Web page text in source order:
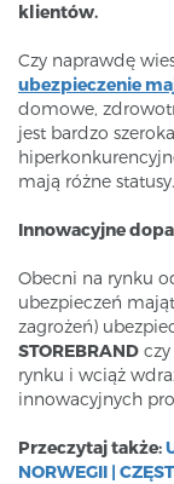
klientów.
Czy naprawdę
ubezpieczenie
domowe,
jest bardzo
mają różne statusy.
Innowacyjne
Obecni na rynku
ubezpieczeń
zagrożeń)
STOREBRAND czy
rynku i wciąż
innowacyjnych
Przeczytaj także:
NORWEGII |